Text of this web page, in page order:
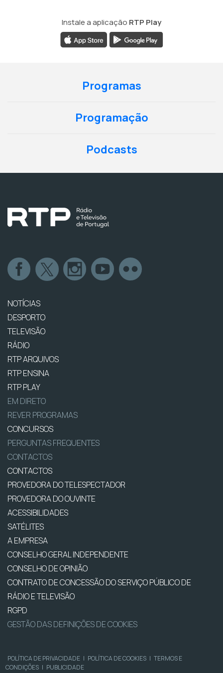
Instale a aplicação RTP Play
Programas
Programação
Podcasts
NOTÍCIAS
DESPORTO
TELEVISÃO
RÁDIO
RTP ARQUIVOS
RTP ENSINA
RTP PLAY
EM DIRETO
REVER PROGRAMAS
CONCURSOS
PERGUNTAS FREQUENTES
CONTACTOS
CONTACTOS
PROVEDORA DO TELESPECTADOR
PROVEDORA DO OUVINTE
ACESSIBILIDADES
SATÉLITES
A EMPRESA
CONSELHO GERAL INDEPENDENTE
CONSELHO DE OPINIÃO
CONTRATO DE CONCESSÃO DO SERVIÇO PÚBLICO DE
RÁDIO E TELEVISÃO
RGPD
GESTÃO DAS DEFINIÇÕES DE COOKIES
POLÍTICA DE PRIVACIDADE | POLÍTICA DE COOKIES | TERMOS E
CONDIÇÕES | PUBLICIDADE